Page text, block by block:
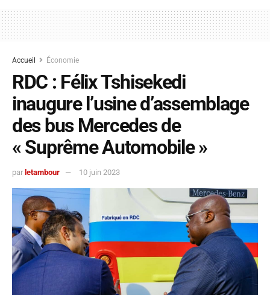
Accueil Économie
RDC : Félix Tshisekedi
inaugure l’usine d’assemblage
des bus Mercedes de
« Suprême Automobile »
par letambour 10 juin 2023